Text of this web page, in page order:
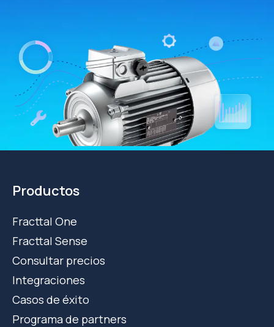
Productos
Fracttal One
Fracttal Sense
Consultar precios
Integraciones
Casos de éxito
Programa de partners